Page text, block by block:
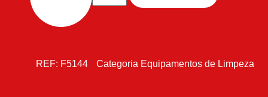
REF: F5144 Categoria Equipamentos de Limpeza